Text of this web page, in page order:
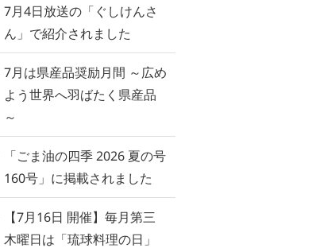
7月4日放送の「ぐしけんさ
ん」で紹介されました
7月は県産品奨励月間 ～広め
よう世界へ羽ばたく県産品
～
「ごま油の四季 2026 夏の号
160号」に掲載されました
【7月16日 開催】毎月第三
木曜日は「琉球料理の日」